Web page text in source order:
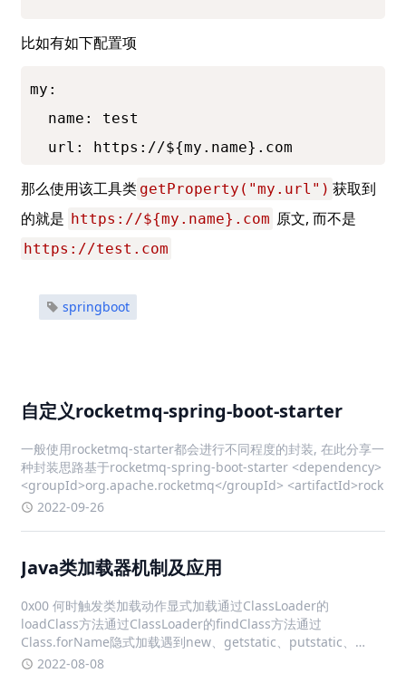
比如有如下配置项
my:
  name: test
  url: https://${my.name}.com
那么使用该工具类 getProperty("my.url") 获取到
的就是 https://${my.name}.com
https://test.com
springboot
自定义rocketmq-spring-boot-starter
一般使用rocketmq-starter都会进行不同程度的封装, 在此分享一
种封装思路基于rocketmq-spring-boot-starter <dependency>
<groupId>org.apache.rocketmq</groupId> <artifactId>rock
2022-09-26
Java类加载器机制及应用
0x00 何时触发类加载动作显式加载通过ClassLoader的
loadClass方法通过ClassLoader的findClass方法通过
Class.forName隐式加载遇到new、getstatic、putstatic、
invokestatic这4条字节码指令时对类进行反射调用时当初始化一
2022-08-08